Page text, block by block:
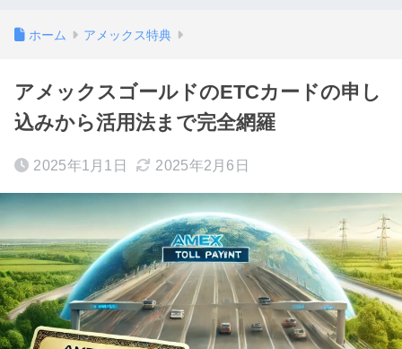
ホーム アメックス特典
アメックスゴールドのETCカードの申し
込みから活用法まで完全網羅
2025年1月1日 2025年2月6日